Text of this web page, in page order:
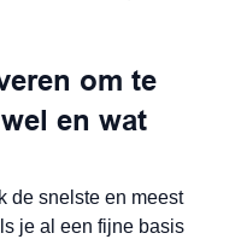
om te
en wat
de snelste en meest
je al een fijne basis